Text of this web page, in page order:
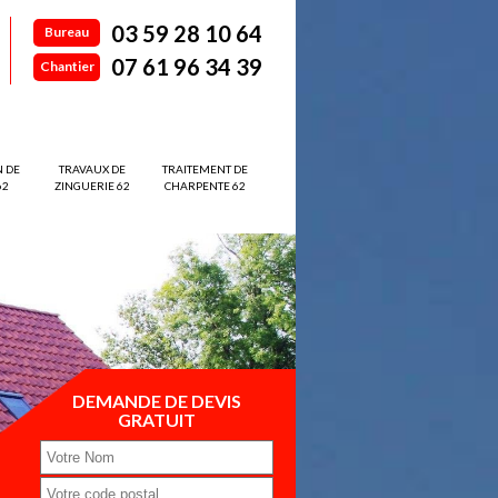
Bureau 03 59 28 10 64
Chantier 07 61 96 34 39
DE
TRAVAUX DE
ZINGUERIE 62
TRAITEMENT DE
CHARPENTE 62
DEMANDE DE DEVIS
GRATUIT